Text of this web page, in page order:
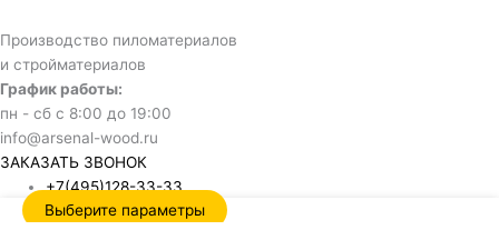
Производство пиломатериалов
и стройматериалов
График работы:
пн - сб с 8:00 до 19:00
info@arsenal-wood.ru
ЗАКАЗАТЬ ЗВОНОК
+7(495)128-33-33
Выберите параметры